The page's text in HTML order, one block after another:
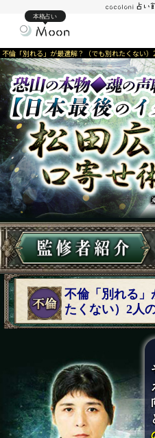
本格占い
不倫「別れる」が最適解？（でも別れたくない
不倫「別れる
たくない）2人